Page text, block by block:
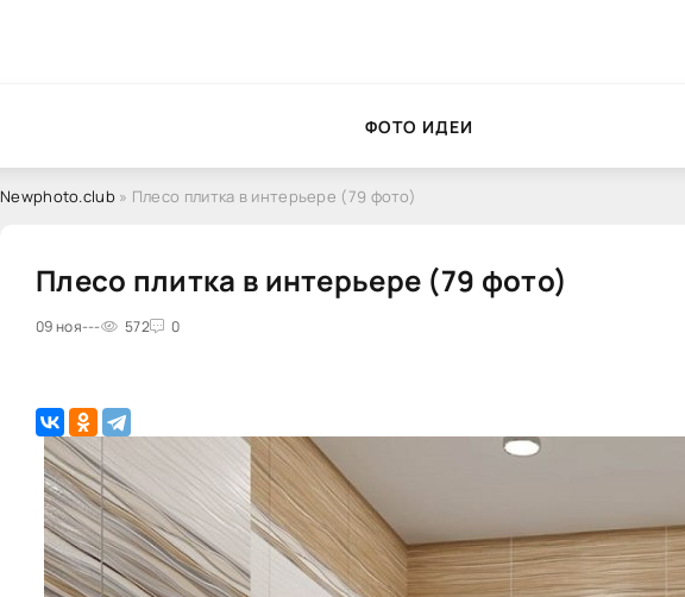
ФОТО ИДЕИ
Newphoto.club» Плесо плитка в интерьере (79 фото)
Плесо плитка в интерьере (79 фото)
09 ноя--- 572 0